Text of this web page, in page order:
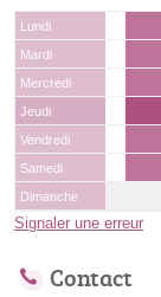
Lundi
Mardi
Mercredi
Jeudi
Vendredi
Samedi
Dimanche
Signaler une erreur
Contact